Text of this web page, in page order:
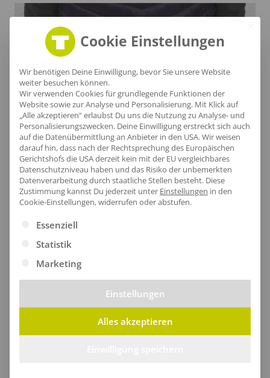
Nachhaltiger Saum
Der untere Saum der Steppweste vereint Stil und
Ripstop aus recyceltem Polyester, bietet er nicht nur
einen modernen Look, sondern schützt auch die
Natur.
Cookie Einstellungen
Wir benötigen Deine Einwilligung, bevor Sie unsere Website
weiter besuchen können.
Wir verwenden Cookies für grundlegende Funktionen der
Website sowie zur Analyse und Personalisierung. Mit Klick auf
„Alle akzeptieren“ erlaubst Du uns die Nutzung zu Analyse- und
Personalisierungszwecken. Deine Einwilligung erstreckt sich auch
auf die Datenübermittlung an Anbieter in den USA. Wir weisen
darauf hin, dass nach der Rechtsprechung des Europäischen
Gerichtshofs die USA derzeit kein mit der EU vergleichbares
Datenschutzniveau haben und das Risiko der unbemerkten
Datenverarbeitung durch staatliche Stellen besteht. Diese
Zustimmung kannst Du jederzeit unter Einstellungen in den
Cookie-Einstellungen, widerrufen oder abstufen.
Es folgt eine Liste der Service-Gruppen, für die eine
Essenziell
Statistik
Marketing
Einstellungen
Alles akzeptieren